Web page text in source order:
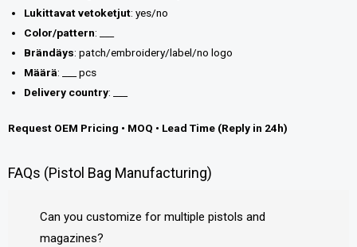
Lukittavat vetoketjut: yes/no
Color/pattern: ___
Brändäys: patch/embroidery/label/no logo
Määrä: ___ pcs
Delivery country: ___
Request OEM Pricing • MOQ • Lead Time (Reply in 24h)
FAQs (Pistol Bag Manufacturing)
Can you customize for multiple pistols and
magazines?